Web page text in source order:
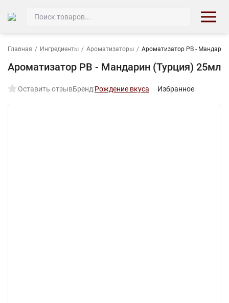
Главная / Ингредиенты / Ароматизаторы / Ароматизатор РВ -
Ароматизатор РВ - Мандарин (Турция) 25мл
Оставить отзывБренд:Рождение вкуса Избранное